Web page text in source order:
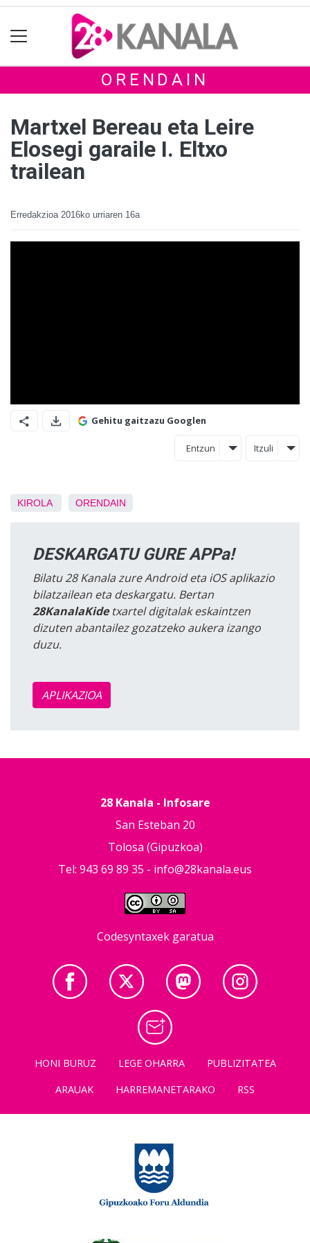
ORENDAIN
Martxel Bereau eta Leire
Elosegi garaile I. Eltxo
trailean
Erredakzioa 2016ko urriaren 16a
Gehitu gaitzazu Googlen
Entzun Itzuli
KIROLA ORENDAIN
DESKARGATU GURE APPa!
Bilatu 28 Kanala zure Android eta iOS aplikazio
bilatzailean eta deskargatu. Bertan
28KanalaKidetxartel digitalak eskaintzen
dizuten abantailez gozatzeko aukera izango
duzu.
APLIKAZIOA
28 Kanala - Infosare
San Esteban 20
Tolosa (Gipuzkoa)
Tel: 943 69 89 35 - info@28kanala.eus
Codesyntaxek garatua
HONI BURUZ LEGE OHARRA
PUBLIZITATEA
ARAUAK
HARREMANETARAKO RSS